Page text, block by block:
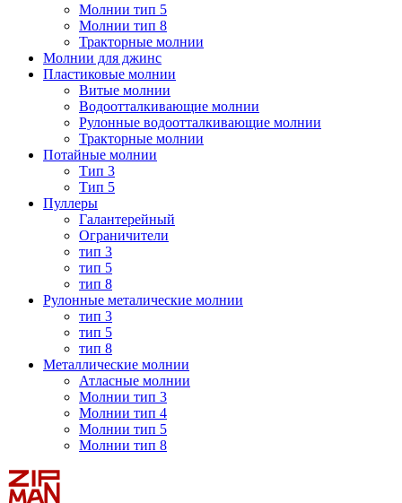
Молнии тип 5
Молнии тип 8
Тракторные молнии
Молнии для джинс
Пластиковые молнии
Витые молнии
Водоотталкивающие молнии
Рулонные водоотталкивающие молнии
Тракторные молнии
Потайные молнии
Тип 3
Тип 5
Пуллеры
Галантерейный
Ограничители
тип 3
тип 5
тип 8
Рулонные металические молнии
тип 3
тип 5
тип 8
Металлические молнии
Атласные молнии
Молнии тип 3
Молнии тип 4
Молнии тип 5
Молнии тип 8